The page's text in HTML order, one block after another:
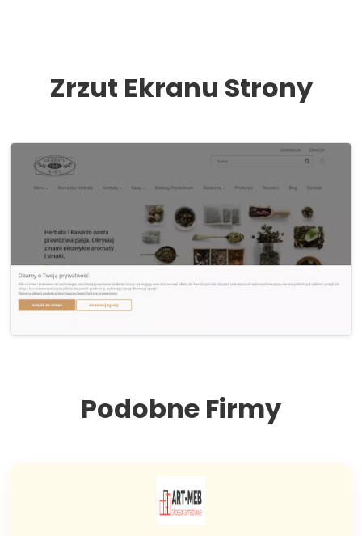
Zrzut Ekranu Strony
Podobne Firmy